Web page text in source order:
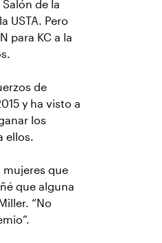
Salón de la
USTA. Pero
para KC a la
de
y ha visto a
los
ellos.
mujeres que
que alguna
“No